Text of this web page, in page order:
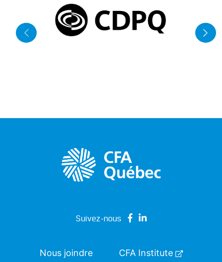
Suivez-nous
Nous joindre CFA Institute